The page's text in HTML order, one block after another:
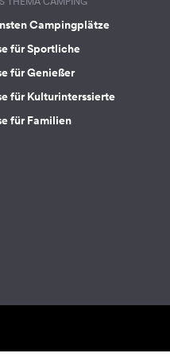
Campingplätze
für Sportliche
für Genießer
für Kulturinterssierte
für Familien